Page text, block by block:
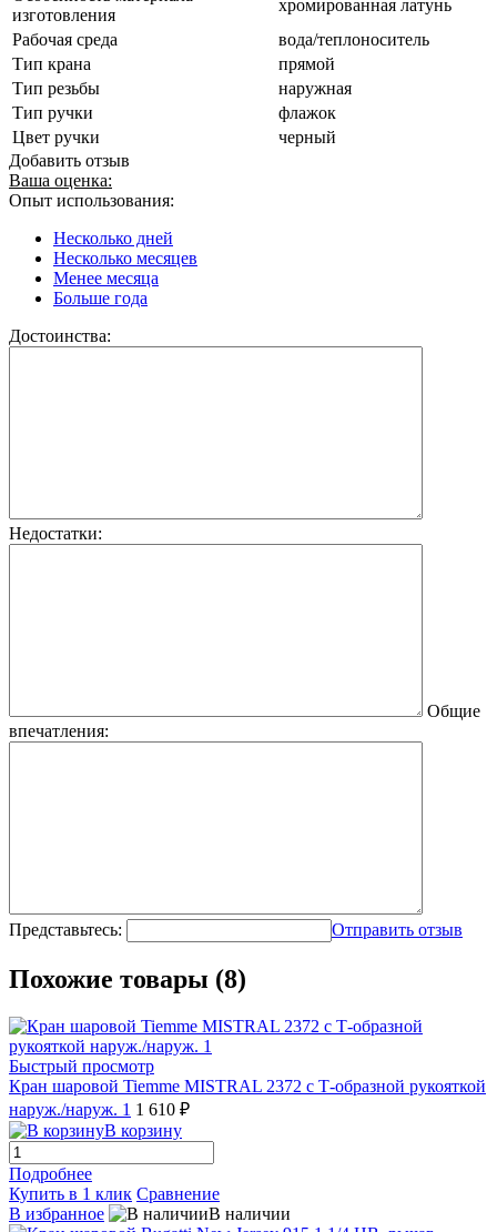
изготовления
хромированная латунь
Рабочая среда
вода/теплоноситель
Тип крана
прямой
Тип резьбы
наружная
Тип ручки
флажок
Цвет ручки
черный
Добавить отзыв
Ваша оценка:
Опыт использования:
Несколько дней
Несколько месяцев
Менее месяца
Больше года
Достоинства:
Недостатки:
Общие
впечатления:
Представьтесь: Отправить отзыв
Похожие товары (8)
Быстрый просмотр
Кран шаровой Tiemme MISTRAL 2372 с Т-образной рукояткой
наруж./наруж. 1 1 610 ₽
В корзину
Подробнее
Купить в 1 клик Сравнение
В избранное
В наличии